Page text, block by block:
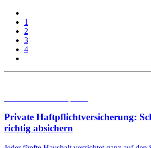
1
2
3
4
Private Haftpflichtversicherung:
richtig absichern